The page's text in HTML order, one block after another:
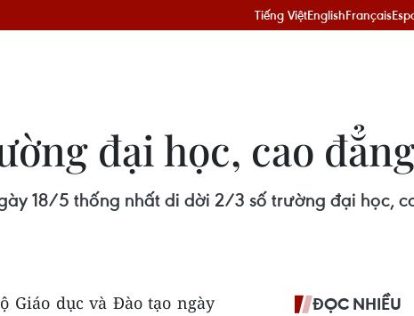
Tiếng ViệtEnglishFrançais
đại học, cao
18/5 thống nhất di dời 2/3 số trường đại học,
Giáo dục và Đào tạo ngày
ĐỌC NHIỀU